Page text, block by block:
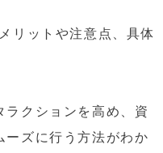
リットや注意点、具体
ラクションを高め、資
ーズに行う方法がわか